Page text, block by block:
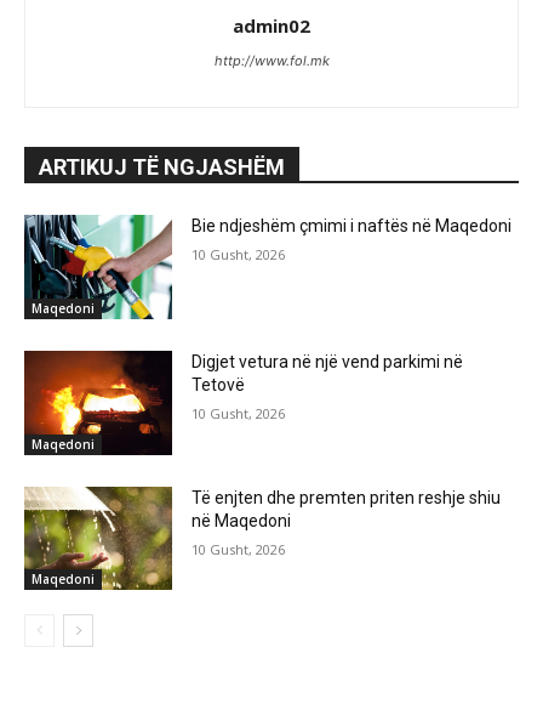
admin02
http://www.fol.mk
ARTIKUJ TË NGJASHËM
Maqedoni
Bie ndjeshëm çmimi i naftës në Maqedoni
10 Gusht, 2026
Maqedoni
Digjet vetura në një vend parkimi në
Tetovë
10 Gusht, 2026
Maqedoni
Të enjten dhe premten priten reshje shiu
në Maqedoni
10 Gusht, 2026